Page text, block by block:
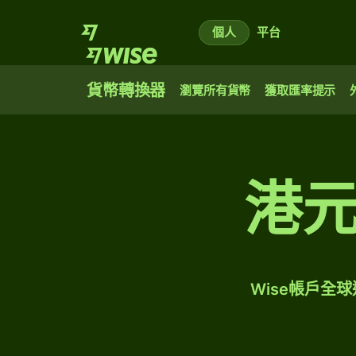
個人 平台
貨幣轉換器 瀏覽所有貨幣 獲取匯率提示
港
Wise帳戶全球